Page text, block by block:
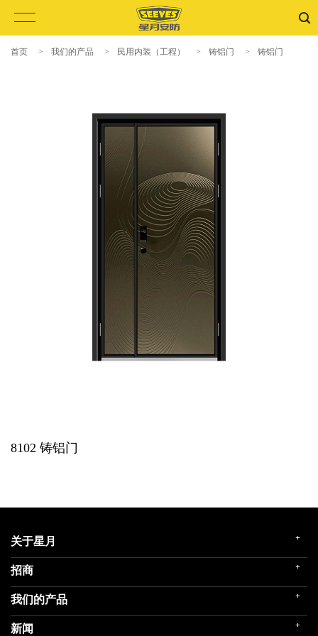
首页 > 我们的产品 > 民用内装（工程） > 铸铝门 > 铸铝门
8102 铸铝门
关于星月 +
企业简介
企业文化
荣誉殿堂
招商 +
门店展示
我们的产品 +
民用家装（零售）
新闻 +